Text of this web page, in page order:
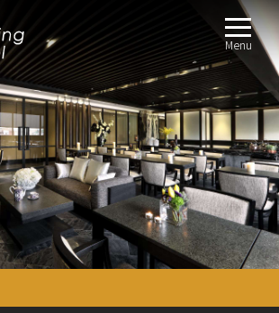
Menu